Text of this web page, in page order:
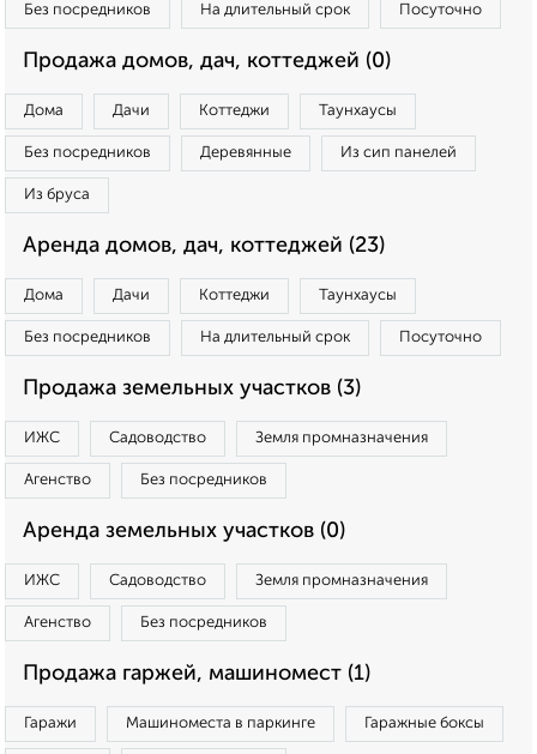
Без посредников На длительный срок Посуточно
Продажа домов, дач, коттеджей (0)
Дома Дачи Коттеджи Таунхаусы
Без посредников Деревянные Из сип панелей
Из бруса
Аренда домов, дач, коттеджей (23)
Дома Дачи Коттеджи Таунхаусы
Без посредников На длительный срок Посуточно
Продажа земельных участков (3)
ИЖС Садоводство Земля промназначения
Агенство Без посредников
Аренда земельных участков (0)
ИЖС Садоводство Земля промназначения
Агенство Без посредников
Продажа гаржей, машиномест (1)
Гаражи Машиноместа в паркинге Гаражные боксы